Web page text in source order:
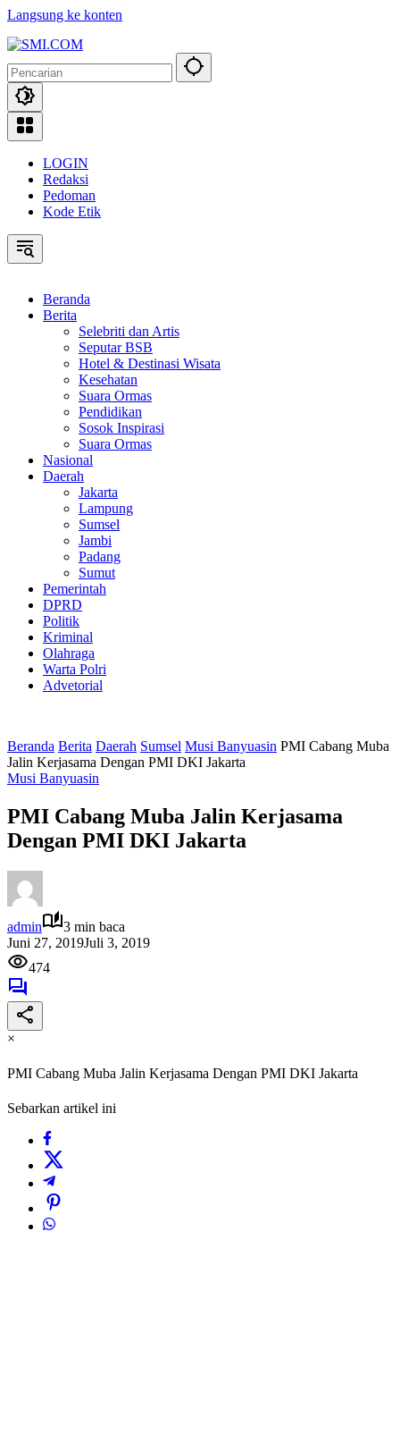
Langsung ke konten
LOGIN
Redaksi
Pedoman
Kode Etik
Beranda
Berita
Selebriti dan Artis
Seputar BSB
Hotel & Destinasi Wisata
Kesehatan
Suara Ormas
Pendidikan
Sosok Inspirasi
Suara Ormas
Nasional
Daerah
Jakarta
Lampung
Sumsel
Jambi
Padang
Sumut
Pemerintah
DPRD
Politik
Kriminal
Olahraga
Warta Polri
Advetorial
Beranda Berita Daerah Sumsel Musi Banyuasin PMI Cabang Muba
Jalin Kerjasama Dengan PMI DKI Jakarta
Musi Banyuasin
PMI Cabang Muba Jalin Kerjasama
Dengan PMI DKI Jakarta
admin
3 min baca
Juni 27, 2019Juli 3, 2019
474
×
PMI Cabang Muba Jalin Kerjasama Dengan PMI DKI Jakarta
Sebarkan artikel ini